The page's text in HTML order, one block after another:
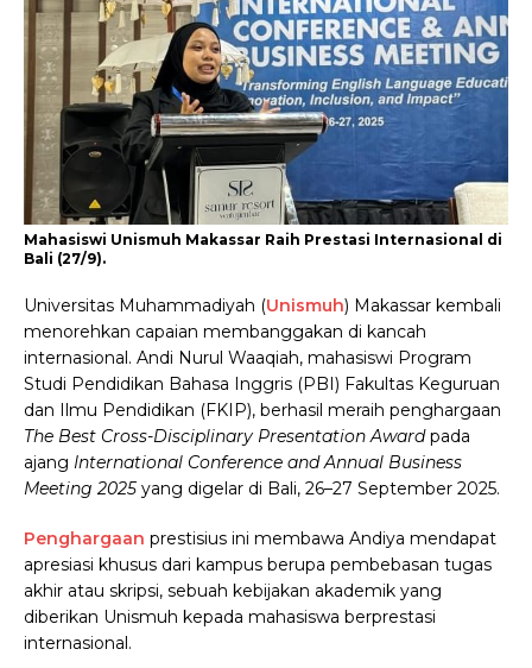
Mahasiswi Unismuh Makassar Raih Prestasi Internasional di
Bali (27/9).
Universitas Muhammadiyah (Unismuh) Makassar kembali
menorehkan capaian membanggakan di kancah
internasional. Andi Nurul Waaqiah, mahasiswi Program
Studi Pendidikan Bahasa Inggris (PBI) Fakultas Keguruan
dan Ilmu Pendidikan (FKIP), berhasil meraih penghargaan
The Best Cross-Disciplinary Presentation Awardpada
ajang International Conference and Annual Business
Meeting 2025 yang digelar di Bali, 26–27 September 2025.
Penghargaan prestisius ini membawa Andiya mendapat
apresiasi khusus dari kampus berupa pembebasan tugas
akhir atau skripsi, sebuah kebijakan akademik yang
diberikan Unismuh kepada mahasiswa berprestasi
internasional.